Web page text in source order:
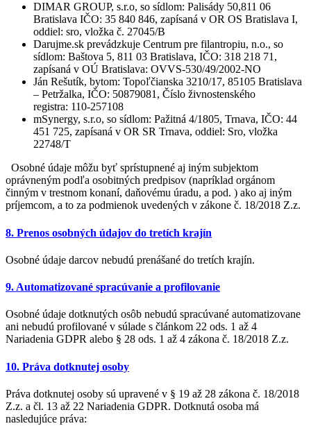
DIMAR GROUP, s.r.o, so sídlom: Palisády 50,811 06
Bratislava IČO: 35 840 846, zapísaná v OR OS Bratislava I,
oddiel: sro, vložka č. 27045/B
Darujme.sk prevádzkuje Centrum pre filantropiu, n.o., so
sídlom: Baštova 5, 811 03 Bratislava, IČO: 318 218 71,
zapísaná v OÚ Bratislava: OVVS-530/49/2002-NO
Ján Rešutík, bytom: Topoľčianska 3210/17, 85105 Bratislava
– Petržalka, IČO: 50879081, Číslo živnostenského
registra: 110-257108
mSynergy, s.r.o, so sídlom: Pažitná 4/1805, Trnava, IČO: 44
451 725, zapísaná v OR SR Trnava, oddiel: Sro, vložka
22748/T
Osobné údaje môžu byť sprístupnené aj iným subjektom
oprávneným podľa osobitných predpisov (napríklad orgánom
činným v trestnom konaní, daňovému úradu, a pod. ) ako aj iným
príjemcom, a to za podmienok uvedených v zákone č. 18/2018 Z.z.
8. Prenos osobných údajov do tretích krajín
Osobné údaje darcov nebudú prenášané do tretích krajín.
9. Automatizované spracúvanie a profilovanie
Osobné údaje dotknutých osôb nebudú spracúvané automatizovane
ani nebudú profilované v súlade s článkom 22 ods. 1 až 4
Nariadenia GDPR alebo § 28 ods. 1 až 4 zákona č. 18/2018 Z.z.
10. Práva dotknutej osoby
Práva dotknutej osoby sú upravené v § 19 až 28 zákona č. 18/2018
Z.z. a čl. 13 až 22 Nariadenia GDPR. Dotknutá osoba má
nasledujúce práva: